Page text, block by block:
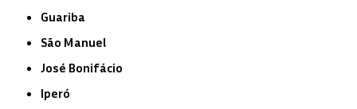
Guariba
São Manuel
José Bonifácio
Iperó